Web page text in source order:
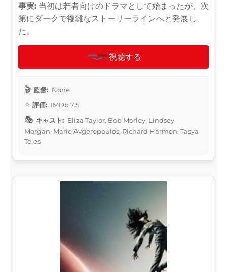
事実: 当初は若者向けのドラマとして始まったが、次
第にダークで複雑なストーリーラインへと発展し
た。
視聴する
監督: None
評価: IMDb 7.5
キャスト: Eliza Taylor, Bob Morley, Lindsey
Morgan, Marie Avgeropoulos, Richard Harmon, Tasya
Teles